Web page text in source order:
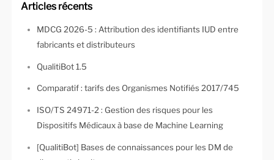
Articles récents
MDCG 2026-5 : Attribution des identifiants IUD entre
fabricants et distributeurs
QualitiBot 1.5
Comparatif : tarifs des Organismes Notifiés 2017/745
ISO/TS 24971-2 : Gestion des risques pour les
Dispositifs Médicaux à base de Machine Learning
[QualitiBot] Bases de connaissances pour les DM de